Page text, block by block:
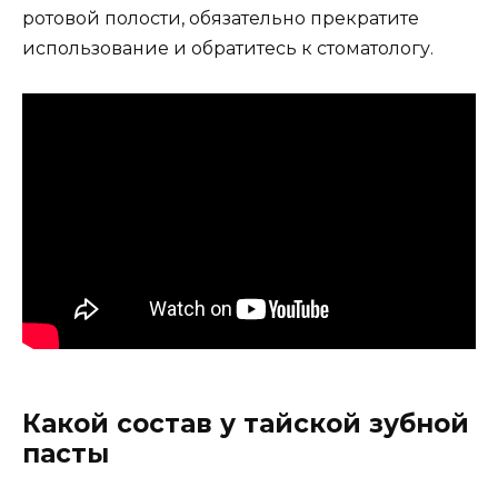
ротовой полости, обязательно прекратите
использование и обратитесь к стоматологу.
Какой состав у тайской зубной
пасты